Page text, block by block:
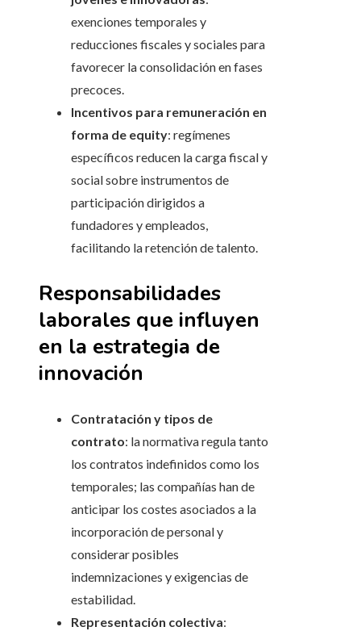
exenciones temporales y
reducciones fiscales y sociales para
favorecer la consolidación en fases
precoces.
Incentivos para remuneración en
forma de equity: regímenes
específicos reducen la carga fiscal y
social sobre instrumentos de
participación dirigidos a
fundadores y empleados,
facilitando la retención de talento.
Responsabilidades
laborales que influyen
en la estrategia de
innovación
Contratación y tipos de
contrato: la normativa regula tanto
los contratos indefinidos como los
temporales; las compañías han de
anticipar los costes asociados a la
incorporación de personal y
considerar posibles
indemnizaciones y exigencias de
estabilidad.
Representación colectiva: